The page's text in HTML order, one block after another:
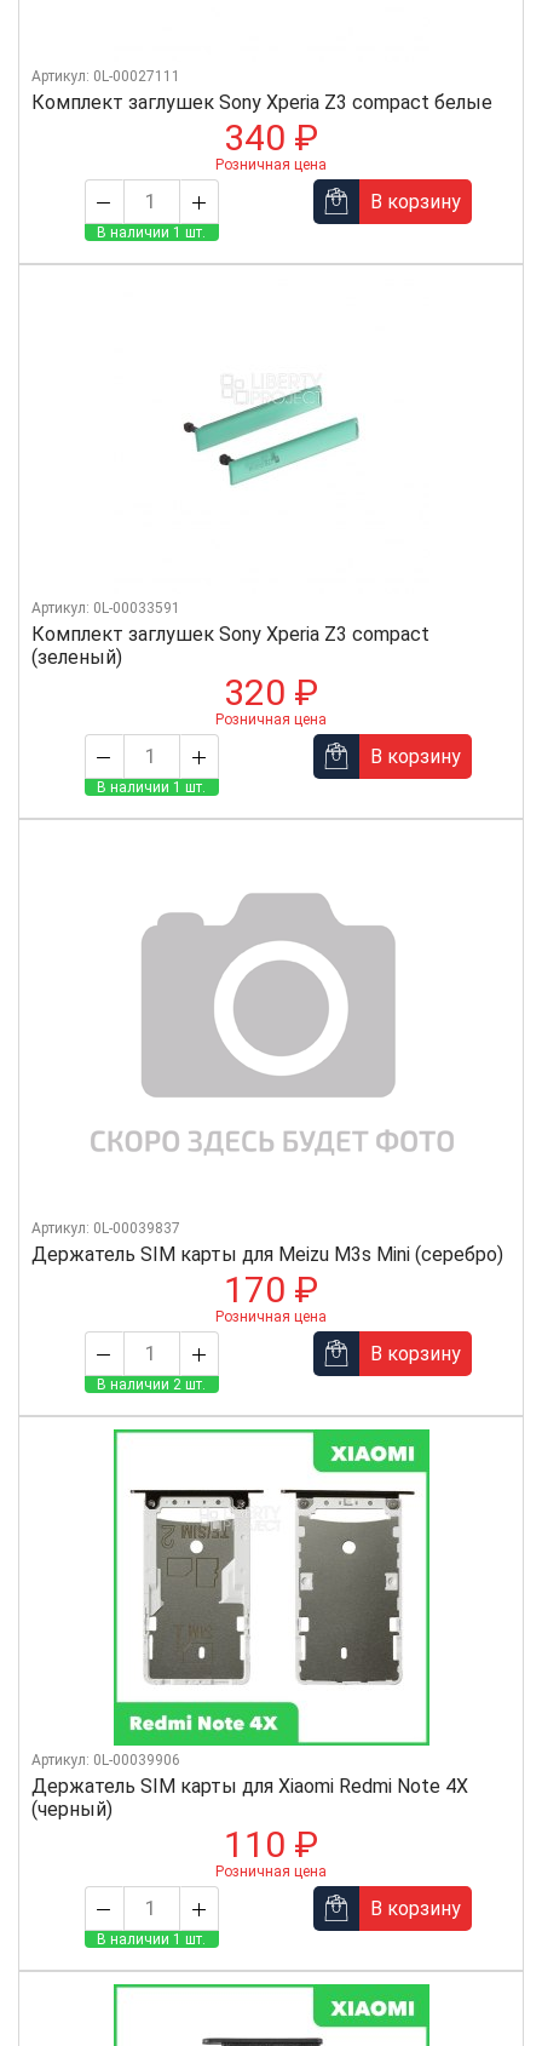
Комплект заглушек Sony Xperia Z3 compact белые
Артикул: 0L-00027111
340 ₽
Розничная цена
В наличии 1 шт.
В корзину
Комплект заглушек Sony Xperia Z3 compact
(зеленый)
Артикул: 0L-00033591
320 ₽
Розничная цена
В наличии 1 шт.
В корзину
Держатель SIM карты для Meizu M3s Mini (серебро)
Артикул: 0L-00039837
170 ₽
Розничная цена
В наличии 2 шт.
В корзину
Держатель SIM карты для Xiaomi Redmi Note 4X
(черный)
Артикул: 0L-00039906
110 ₽
Розничная цена
В наличии 1 шт.
В корзину